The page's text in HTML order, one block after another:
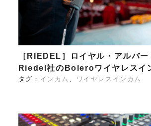
［RIEDEL］ロイヤル・アルバー
Riedel社のBoleroワイヤレスイ
タグ： インカム ワイヤレスインカム